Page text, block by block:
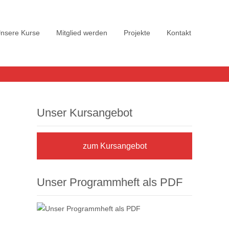
Kurse Mitglied werden Projekte Kontakt
Unser Kursangebot
zum Kursangebot
Unser Programmheft als PDF